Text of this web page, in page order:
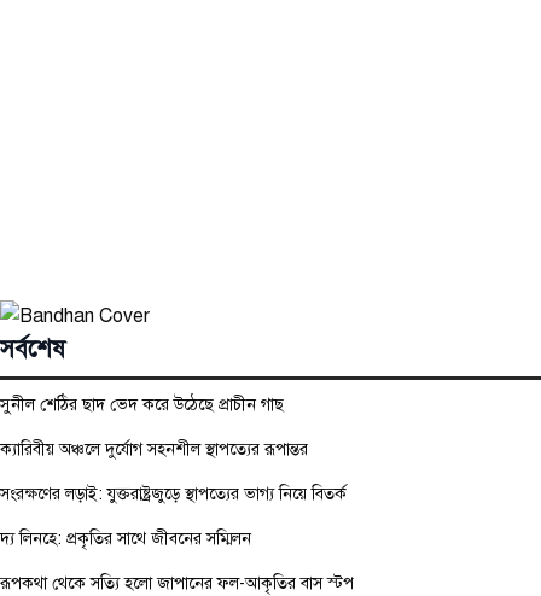
সর্বশেষ
সুনীল শেঠির ছাদ ভেদ করে উঠেছে প্রাচীন গাছ
ক্যারিবীয় অঞ্চলে দুর্যোগ সহনশীল স্থাপত্যের রূপান্তর
সংরক্ষণের লড়াই: যুক্তরাষ্ট্রজুড়ে স্থাপত্যের ভাগ্য নিয়ে বিতর্ক
দ্য লিনহে: প্রকৃতির সাথে জীবনের সম্মিলন
রূপকথা থেকে সত্যি হলো জাপানের ফল-আকৃতির বাস স্টপ